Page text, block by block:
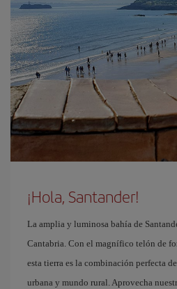
¡Hola, Santander!
La amplia y luminosa bahía de
Cantabria. Con el magnífico telón de
esta tierra es la combinación perfecta
urbana y mundo rural. Aprovecha